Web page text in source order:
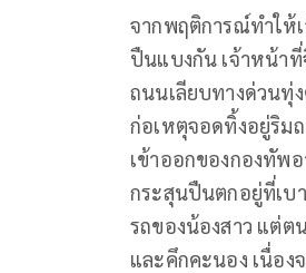
จากพฤติการณ์ทำให้
ปืนแบงกัน เจ้าหน้า
ถนนเลียบทางด่วนทุ่
ก่อเหตุจอดทิ้งอยู่ริม
เข้าออกของกองทัพ
กระสุนปืนตกอยู่ที่เบ
รถของน้องสาว แต่ต
และคึกคะนอง เนื่อง